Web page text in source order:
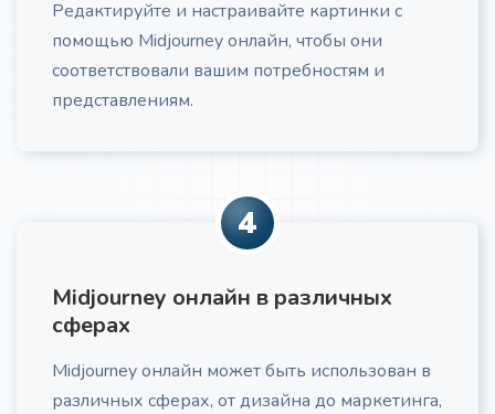
Рекламный текст по AIDA
Холодное email-письмо
Про
Создание холодного email: тема, персонализация,
отправке и A/B тестированию
Редактируйте и настраивайте картинки с
помощью Midjourney онлайн, чтобы они
соответствовали вашим потребностям и
представлениям.
4
Midjourney онлайн в различных
сферах
Midjourney онлайн может быть использован в
различных сферах, от дизайна до маркетинга,